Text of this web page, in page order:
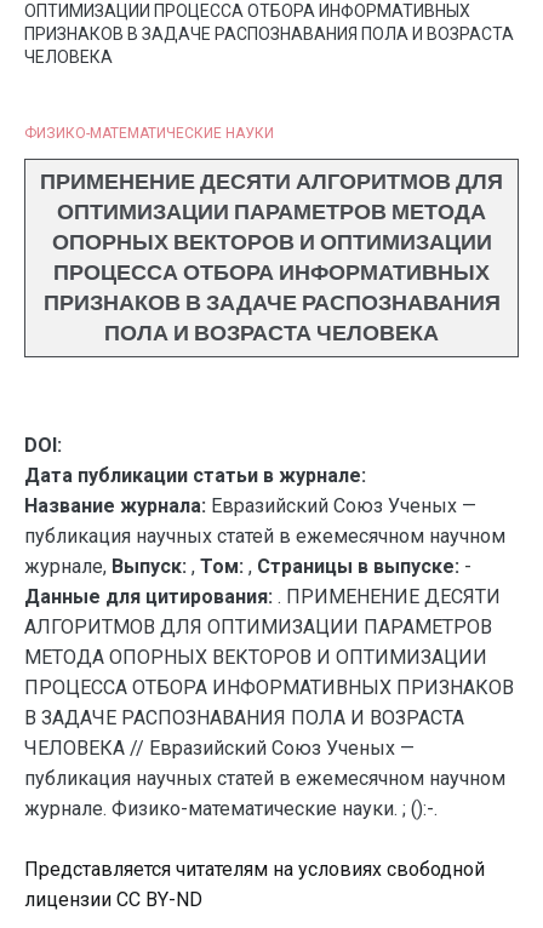
ОПТИМИЗАЦИИ ПРОЦЕССА ОТБОРА ИНФОРМАТИВНЫХ
ПРИЗНАКОВ В ЗАДАЧЕ РАСПОЗНАВАНИЯ ПОЛА И ВОЗРАСТА
ЧЕЛОВЕКА
ФИЗИКО-МАТЕМАТИЧЕСКИЕ НАУКИ
ПРИМЕНЕНИЕ ДЕСЯТИ АЛГОРИТМОВ ДЛЯ
ОПТИМИЗАЦИИ ПАРАМЕТРОВ МЕТОДА
ОПОРНЫХ ВЕКТОРОВ И ОПТИМИЗАЦИИ
ПРОЦЕССА ОТБОРА ИНФОРМАТИВНЫХ
ПРИЗНАКОВ В ЗАДАЧЕ РАСПОЗНАВАНИЯ
ПОЛА И ВОЗРАСТА ЧЕЛОВЕКА
DOI:
Дата публикации статьи в журнале:
Название журнала: Евразийский Союз Ученых —
публикация научных статей в ежемесячном научном
журнале, Выпуск: , Том: , Страницы в выпуске: -
Данные для цитирования: . ПРИМЕНЕНИЕ ДЕСЯТИ
АЛГОРИТМОВ ДЛЯ ОПТИМИЗАЦИИ ПАРАМЕТРОВ
МЕТОДА ОПОРНЫХ ВЕКТОРОВ И ОПТИМИЗАЦИИ
ПРОЦЕССА ОТБОРА ИНФОРМАТИВНЫХ ПРИЗНАКОВ
В ЗАДАЧЕ РАСПОЗНАВАНИЯ ПОЛА И ВОЗРАСТА
ЧЕЛОВЕКА // Евразийский Союз Ученых —
публикация научных статей в ежемесячном научном
журнале. Физико-математические науки. ; ():-.
Представляется читателям на условиях свободной
лицензии CC BY-ND